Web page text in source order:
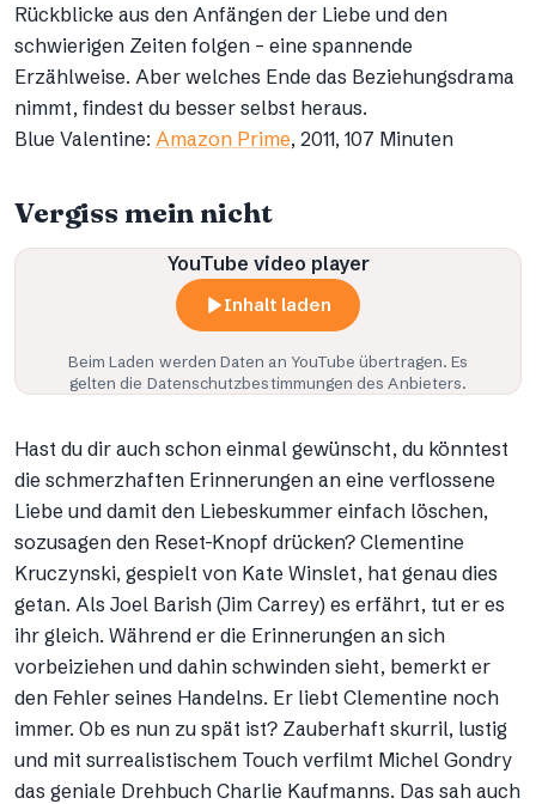
Rückblicke aus den Anfängen der Liebe und den
schwierigen Zeiten folgen – eine spannende
Erzählweise. Aber welches Ende das Beziehungsdrama
nimmt, findest du besser selbst heraus.
Blue Valentine: Amazon Prime, 2011, 107 Minuten
Vergiss mein nicht
YouTube video player
Inhalt laden
Beim Laden werden Daten an YouTube übertragen. Es
gelten die Datenschutzbestimmungen des Anbieters.
Hast du dir auch schon einmal gewünscht, du könntest
die schmerzhaften Erinnerungen an eine verflossene
Liebe und damit den Liebeskummer einfach löschen,
sozusagen den Reset-Knopf drücken? Clementine
Kruczynski, gespielt von Kate Winslet, hat genau dies
getan. Als Joel Barish (Jim Carrey) es erfährt, tut er es
ihr gleich. Während er die Erinnerungen an sich
vorbeiziehen und dahin schwinden sieht, bemerkt er
den Fehler seines Handelns. Er liebt Clementine noch
immer. Ob es nun zu spät ist? Zauberhaft skurril, lustig
und mit surrealistischem Touch verfilmt Michel Gondry
das geniale Drehbuch Charlie Kaufmanns. Das sah auch